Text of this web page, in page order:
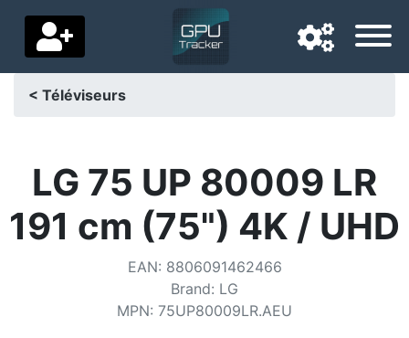
Pays de livraison
Accueil
< Téléviseurs
LG 75 UP 80009 LR
191 cm (75") 4K / UHD
EAN: 8806091462466
Brand: LG
MPN: 75UP80009LR.AEU